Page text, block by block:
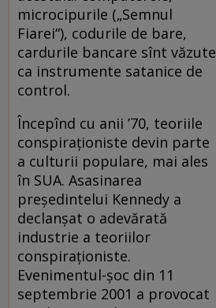
microcipurile („Semnul
Fiarei“), codurile de bare,
cardurile bancare sînt văzute
ca instrumente satanice de
control.
Începînd cu anii ’70, teoriile
conspiraţioniste devin parte
a culturii populare, mai ales
în SUA. Asasinarea
preşedintelui Kennedy a
declanşat o adevărată
industrie a teoriilor
conspiraţioniste.
Evenimentul-şoc din 11
septembrie 2001 a provocat